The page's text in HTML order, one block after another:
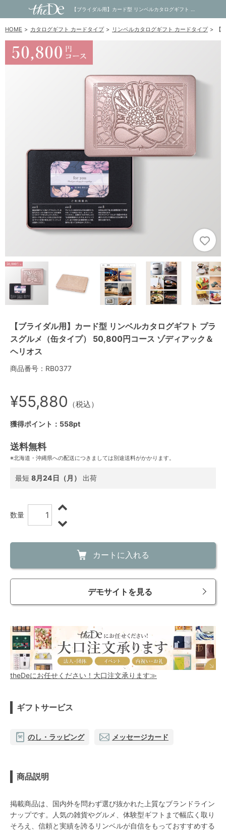
HOME カタログギフト カードタイプ リンベルカタログギフト カードタイプ 【
【ブライダル用】カード型 リンベルカタログギフト プラ
スグルメ（缶タイプ） 50,800円コース ゾディアック＆
ヘリオス
商品番号：RB0377
¥55,880 （税込）
獲得ポイント：558pt
送料無料
※北海道・沖縄県への配送につきましては別途送料がかかります。
最短 8月24日（月） 出荷
数量
カートに入れる
デモサイトを見る
theDeにお任せください！大口注文承ります≫
ギフトサービス
のし・ラッピング メッセージカード
商品説明
掲載商品は、国内外を問わず選び抜かれた上質なブランドライン
ナップです。人気の雑貨やグルメ、体験型ギフトまで幅広く取り
そろえ、信頼と実績を誇るリンベルが自信をもっておすすめする